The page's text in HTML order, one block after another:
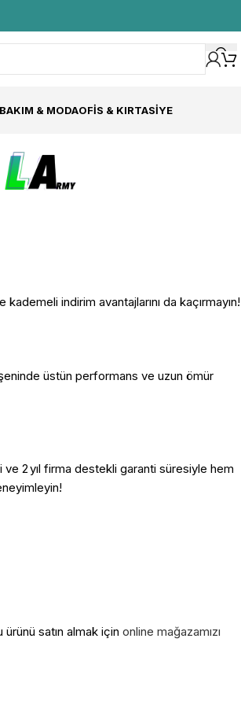
& MODAOFIS & KIRTASIYE
indirim avantajlarını da kaçırmayın!
üstün performans ve uzun ömür
2 yıl firma destekli garanti süresiyle hem
satın almak için online mağazamızı